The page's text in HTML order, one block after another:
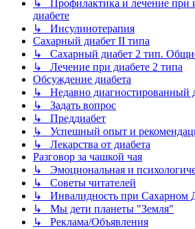
↳ Профилактика и лечение при
диабете
↳ Инсулинотерапия
Сахарный диабет II типа
↳ Сахарный диабет 2 тип.
↳ Лечение при диабете 2 типа
Обсуждение диабета
↳ Недавно диагностированный
↳ Задать вопрос
↳ Преддиабет
↳ Успешный опыт и
↳ Лекарства от диабета
Разговор за чашкой чая
↳ Эмоциональная и
↳ Советы читателей
↳ Инвалидность при Сахарном
↳ Мы дети планеты "Земля"
↳ Реклама/Объявления